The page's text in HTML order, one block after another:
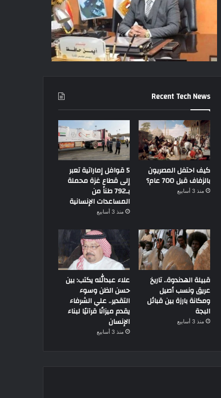
وزير الشباب والرياضة ومحافظ
مركزي شباب الظهير
Recent Tech News
كيف احتفل المصريون
بالزفاف قبل 700 عام؟
منذ 3 أسابيع
5 قوافل إماراتية تعبر
إلى قطاع غزة محملة
بـ792 طناً من
المساعدات الإنسانية
منذ 3 أسابيع
قبيلة الهدندوة.. تاريخ
عريق ونسب أصيل
ومكانة بارزة بين قبائل
البجة
منذ 3 أسابيع
علاء عبدالله يكتب: بين
حسن الظن وسوء
التقدير.. علي الشرفاء
يقدم ميزانًا قرآنيًا لبناء
الإنسان
منذ 3 أسابيع